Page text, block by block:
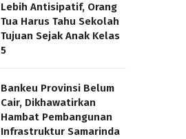
Lebih Antisipatif, Orang
Tua Harus Tahu Sekolah
Tujuan Sejak Anak Kelas
5
Bankeu Provinsi Belum
Cair, Dikhawatirkan
Hambat Pembangunan
Infrastruktur Samarinda